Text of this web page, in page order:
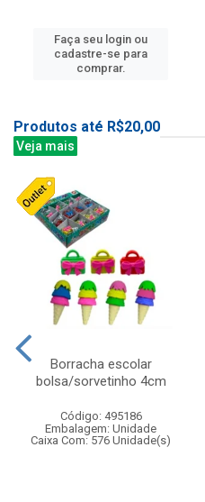
Faça seu login ou
cadastre-se para
comprar.
Produtos até R$20,00
Veja mais
Borracha escolar
bolsa/sorvetinho 4cm
Código: 495186
Embalagem: Unidade
Caixa Com: 576 Unidade(s)